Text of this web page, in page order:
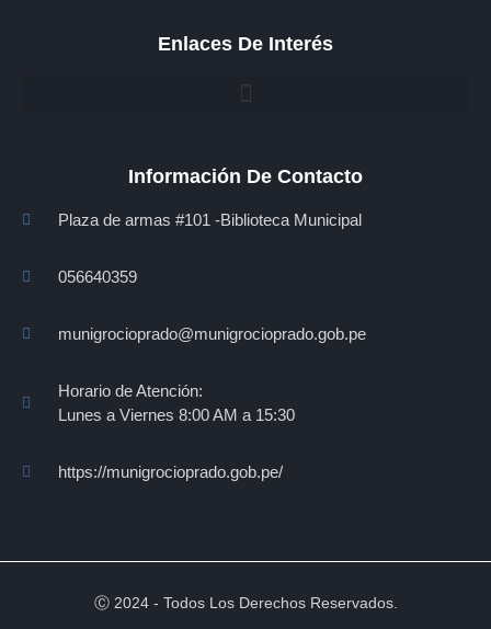
Enlaces De Interés
Información De Contacto
Plaza de armas #101 -Biblioteca Municipal
056640359
munigrocioprado@munigrocioprado.gob.pe
Horario de Atención:
Lunes a Viernes 8:00 AM a 15:30
https://munigrocioprado.gob.pe/
Ⓒ 2024 - Todos Los Derechos Reservados.